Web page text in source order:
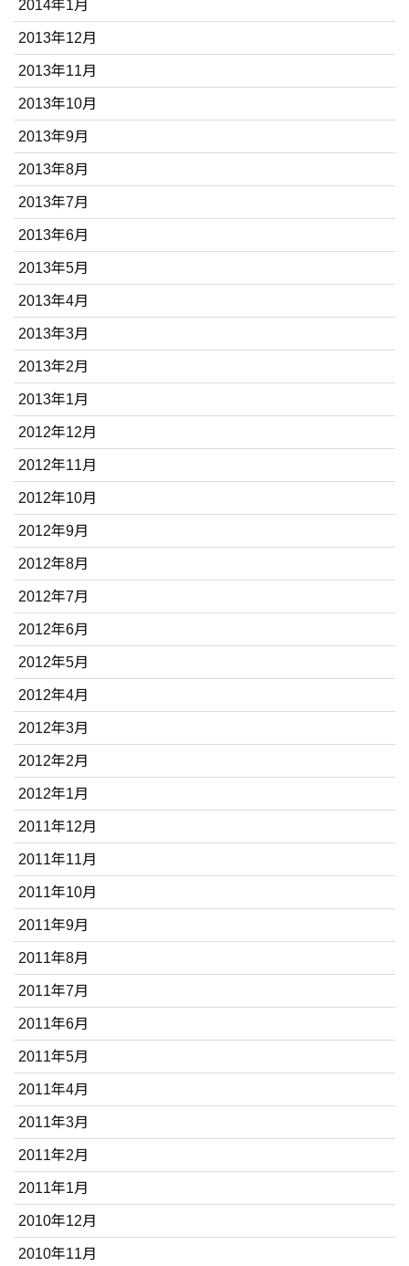
2014年1月
2013年12月
2013年11月
2013年10月
2013年9月
2013年8月
2013年7月
2013年6月
2013年5月
2013年4月
2013年3月
2013年2月
2013年1月
2012年12月
2012年11月
2012年10月
2012年9月
2012年8月
2012年7月
2012年6月
2012年5月
2012年4月
2012年3月
2012年2月
2012年1月
2011年12月
2011年11月
2011年10月
2011年9月
2011年8月
2011年7月
2011年6月
2011年5月
2011年4月
2011年3月
2011年2月
2011年1月
2010年12月
2010年11月